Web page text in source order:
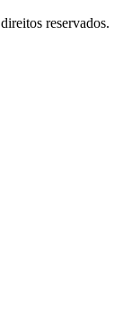
reservados.